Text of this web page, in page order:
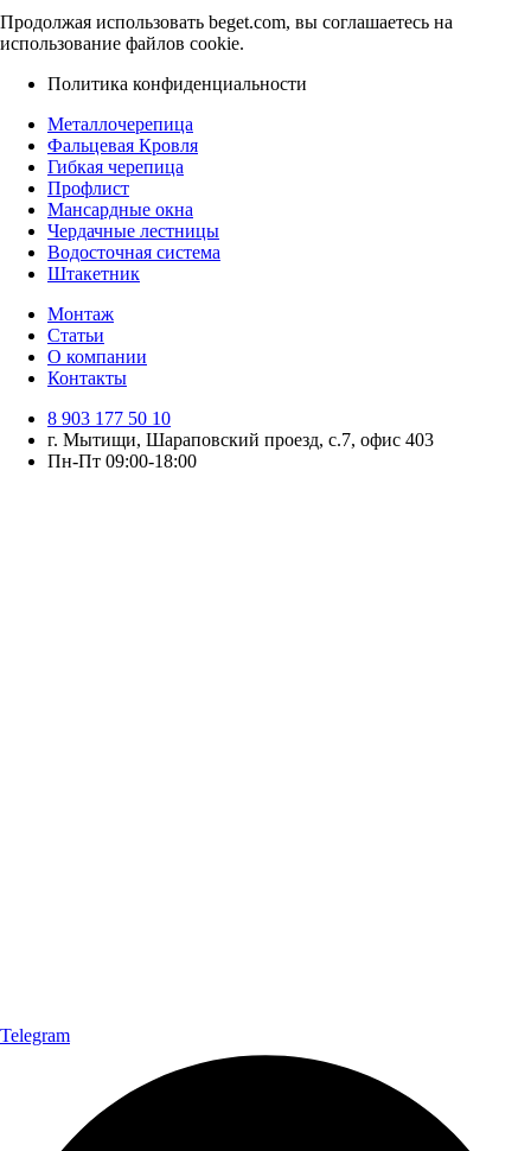
Продолжая использовать beget.com, вы соглашаетесь на
использование файлов cookie.
Политика конфиденциальности
Металлочерепица
Фальцевая Кровля
Гибкая черепица
Профлист
Мансардные окна
Чердачные лестницы
Водосточная система
Штакетник
Монтаж
Статьи
О компании
Контакты
8 903 177 50 10
г. Мытищи, Шараповский проезд, с.7, офис 403
Пн-Пт 09:00-18:00
Telegram